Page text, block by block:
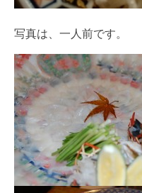
写真は、一人前です。